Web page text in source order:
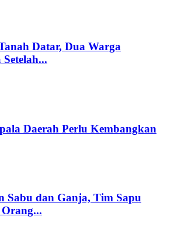
Datar, Dua Warga
Daerah Perlu Kembangkan
Sabu dan Ganja, Tim Sapu